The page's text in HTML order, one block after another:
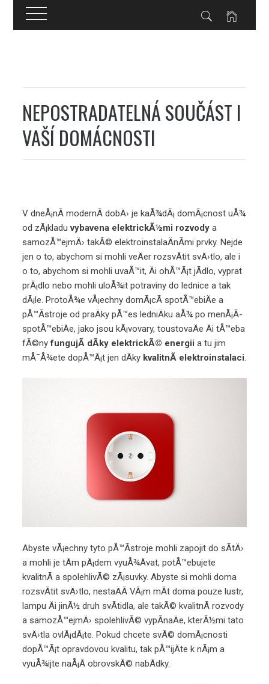
NEPOSTRADATELNÁ SOUČÁST I
VAŠÍ DOMÁCNOSTI
V dneÅ¡nÃ­ modernÃ­ dobÄ› je kaÅ¾dÃ¡ domÃ¡cnost uÅ¾
od zÃ¡kladuvybavena elektrickÃ½mi rozvody a
samozÅ™ejmÄ› takÃ© elektroinstalaÄnÃ­mi prvky. Nejde
jen o to, abychom si mohli veÄer rozsvÃ­tit svÄ›tlo, ale i
o to, abychom si mohli uvaÅ™it, Äi ohÅ™Ã¡t jÃ­dlo, vyprat
prÃ¡dlo nebo mohli uloÅ¾it potraviny do lednice a tak
dÃ¡le. ProtoÅ¾e vÅ¡echny domÃ¡cÃ­ spotÅ™ebiÄe a
pÅ™Ã­stroje od praÄky pÅ™es ledniÄku aÅ¾ po menÅ¡Ã­
spotÅ™ebiÄe, jako jsou kÃ¡vovary, toustovaÄe Äi tÅ™eba
fÃ©nyfungujÃ­ dÃ­ky elektrickÃ© energii a tu jim
mÅ¯Å¾ete dopÅ™Ã¡t jen dÃ­ky kvalitnÃ­ elektroinstalaci
Abyste vÅ¡echny tyto pÅ™Ã­stroje mohli zapojit do sÃ­tÄ›
a mohli je tÃ­m pÃ¡dem vyuÅ¾Ã­vat, potÅ™ebujete
kvalitnÃ­ a spolehlivÃ© zÃ¡suvky. Abyste si mohli doma
rozsvÃ­tit svÄ›tlo, nestaÄÃ­ VÃ¡m mÃ­t doma pouze lustr,
lampu Äi jinÃ½ druh svÃ­tidla, ale takÃ© kvalitnÃ­ rozvody
a samozÅ™ejmÄ› spolehlivÃ© vypÃ­naÄe, kterÃ½mi tato
svÄ›tla ovlÃ¡dÃ¡te. Pokud chcete svÃ© domÃ¡cnosti
dopÅ™Ã¡t opravdovou kvalitu, tak pÅ™ijÄte k nÃ¡m a
vyuÅ¾ijte naÅ¡Ã­ obrovskÃ© nabÃ­dky.